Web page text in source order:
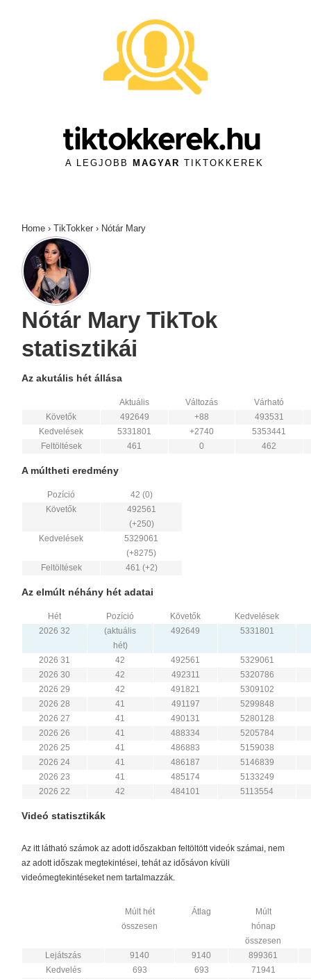
tiktokkerek.hu
A LEGJOBB MAGYAR TIKTOKKEREK
Home › TikTokker › Nótár Mary
Nótár Mary TikTok
statisztikái
Az akutális hét állása
Aktuális Változás
Várható
Követők
492649 +88
493531
Kedvelések
5331801 +2740
5353441
Feltöltések
461 0 462
A múltheti eredmény
Pozíció
42 (0)
Követők
492561
(+250)
Kedvelések
5329061
(+8275)
Feltöltések
461 (+2)
Az elmúlt néhány hét adatai
Hét Pozíció Követők
Kedvelések
2026 32
(aktuális
hét)
492649 5331801
2026 31 42 492561
5329061
2026 30
42 492311
5320786
2026 29
42 491821
5309102
2026 28
41 491197
5299848
2026 27
41 490131
5280128
2026 26
41 488334
5205784
2026 25
41 486883
5159038
2026 24
41 486187
5146839
2026 23
41 485174
5133249
2026 22
42 484101 5113554
Videó statisztikák
Az itt látható számok az adott időszakban feltöltött videók számai, nem
az adott időszak megtekintései, tehát az idősávon kívüli
videómegtekintéseket nem tartalmazzák.
Múlt hét
összesen
Átlag
Múlt
hónap
összesen
Lejátszás
9140 9140
899361
Kedvelés
693 693
71941